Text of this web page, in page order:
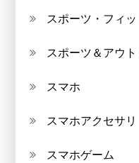
スポーツ・フィ
スポーツ＆アウ
スマホ
スマホアクセサリ
スマホゲーム